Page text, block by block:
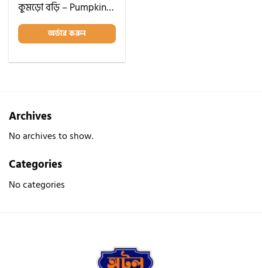
কুমড়ো বড়ি – Pumpkin Bori
অর্ডার করুন
Archives
No archives to show.
Categories
No categories